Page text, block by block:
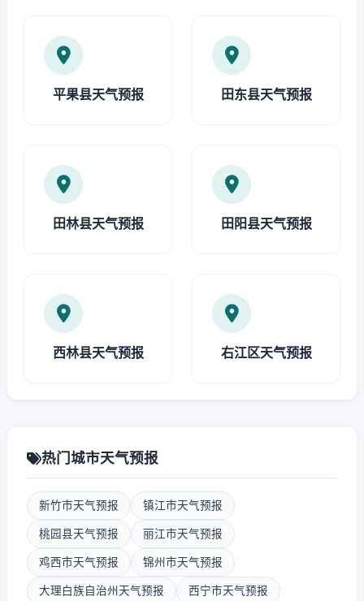
平果县天气预报 田东县天气预报
田林县天气预报 田阳县天气预报
西林县天气预报 右江区天气预报
热门城市天气预报
新竹市天气预报 镇江市天气预报
桃园县天气预报 丽江市天气预报
鸡西市天气预报 锦州市天气预报
大理白族自治州天气预报 西宁市天气预报